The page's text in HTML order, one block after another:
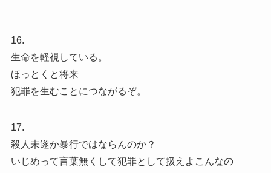
16.
生命を軽視している。
ほっとくと将来
犯罪を生むことにつながるぞ。
17.
殺人未遂か暴行ではならんのか？
いじめって言葉無くして犯罪として扱えよこんなの